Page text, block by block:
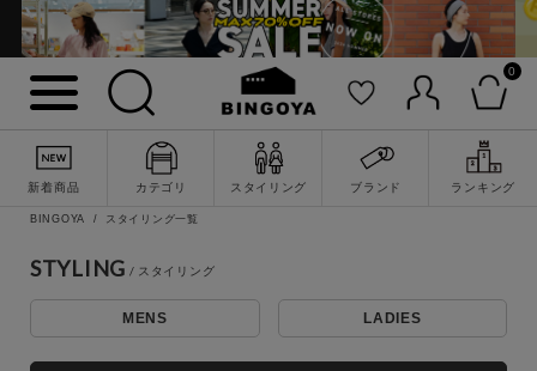
0
新着商品 カテゴリ スタイリング ブランド ランキング
詳細検索
キーワード
BINGOYA スタイリング一覧
STYLING
MENS LADIES